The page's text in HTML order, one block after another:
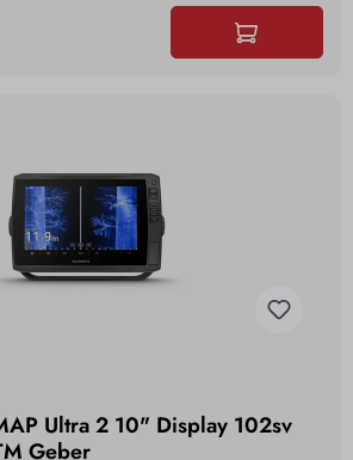
Ultra 2 10" Display 102sv
Geber